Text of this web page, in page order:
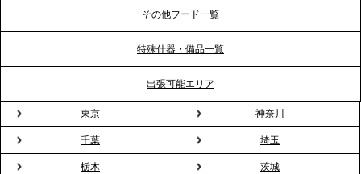
TBS「Nスタ」で、2ndTable「1DISH」の花見オー
ドブルが紹介されました
2026.3.23
プレスリリースのご案内｜入社式の“そのまま懇親
その他フード一覧
特殊什器・備品一覧
出張可能エリア
東京 神奈川
千葉 埼玉
栃木 茨城